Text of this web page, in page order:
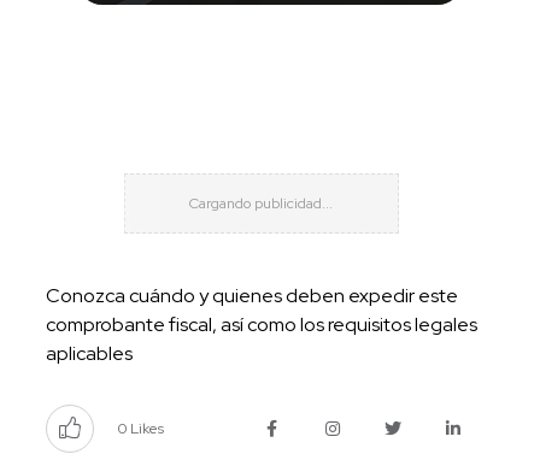
Conozca cuándo y quienes deben expedir este
comprobante fiscal, así como los requisitos legales
aplicables
0 Likes